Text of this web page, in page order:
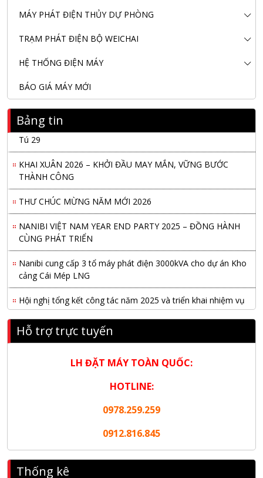
MÁY PHÁT ĐIỆN THỦY DỰ PHÒNG
TRẠM PHÁT ĐIỆN BỘ WEICHAI
HỆ THỐNG ĐIỆN MÁY
BÁO GIÁ MÁY MỚI
Bảng tin
Nanibi Cung Cấp Động Cơ Weichai Cho Tàu Vận Tải Minh
Tú 29
KHAI XUÂN 2026 – KHỞI ĐẦU MAY MẮN, VỮNG BƯỚC
THÀNH CÔNG
THƯ CHÚC MỪNG NĂM MỚI 2026
NANIBI VIỆT NAM YEAR END PARTY 2025 – ĐỒNG HÀNH
CÙNG PHÁT TRIỂN
Nanibi cung cấp 3 tổ máy phát điện 3000kVA cho dự án Kho
cảng Cái Mép LNG
Hội nghị tổng kết công tác năm 2025 và triển khai nhiệm vụ
năm 2026 do chi hội tàu du lịch Hạ Long
NANIBI khai trương văn phòng Ninh Bình & kỷ niệm 15 năm
phát triển bền vững
Tập đoàn Công nghiệp nặng Sơn Đông tổ chức Hội nghị đối
Nanibi Cung Cấp Động Cơ Weichai Cho Tàu Vận Tải Minh
THÀNH CÔNG
Hỗ trợ trực tuyến
LH ĐẶT MÁY TOÀN QUỐC:
HOTLINE:
0978.259.259
0912.816.845
Thống kê